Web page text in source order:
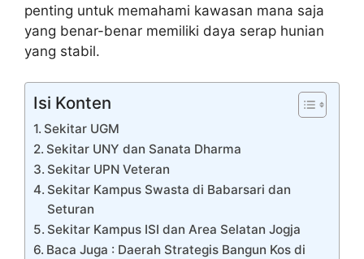
penting untuk memahami kawasan mana saja
yang benar-benar memiliki daya serap hunian
yang stabil.
Isi Konten
Sekitar UGM
Sekitar UNY dan Sanata Dharma
Sekitar UPN Veteran
Sekitar Kampus Swasta di Babarsari dan
Seturan
Sekitar Kampus ISI dan Area Selatan Jogja
Baca Juga : Daerah Strategis Bangun Kos di